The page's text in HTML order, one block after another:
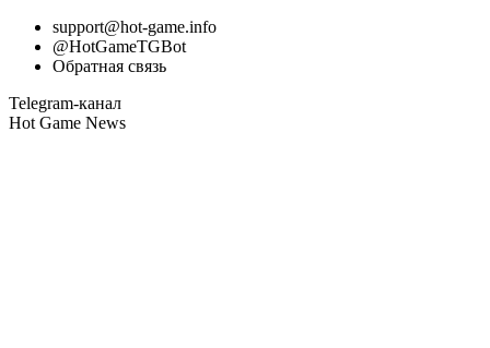
support@hot-game.info
@HotGameTGBot
Обратная связь
Telegram-канал
Hot Game News